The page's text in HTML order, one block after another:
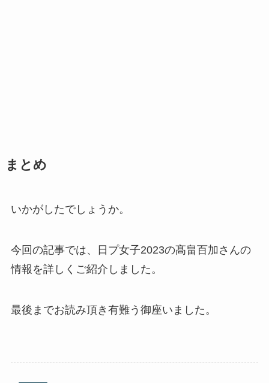
まとめ
いかがしたでしょうか。
今回の記事では、日プ女子2023の髙畠百加さんの
情報を詳しくご紹介しました。
最後までお読み頂き有難う御座いました。